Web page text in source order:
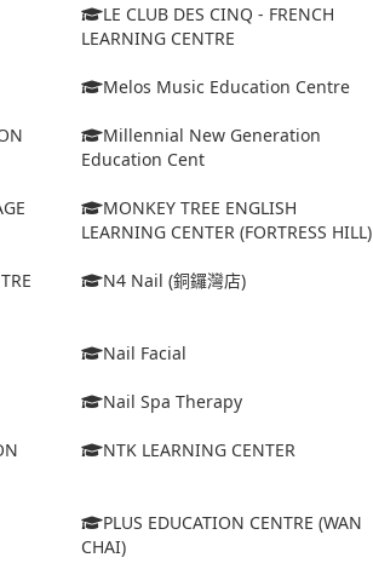
LE CLUB DES CINQ - FRENCH
LEARNING CENTRE
Melos Music Education Centre
Millennial New Generation
Education Cent
MONKEY TREE ENGLISH
LEARNING CENTER (FORTRESS HILL)
N4 Nail (銅鑼灣店)
Nail Facial
Nail Spa Therapy
NTK LEARNING CENTER
PLUS EDUCATION CENTRE (WAN
CHAI)